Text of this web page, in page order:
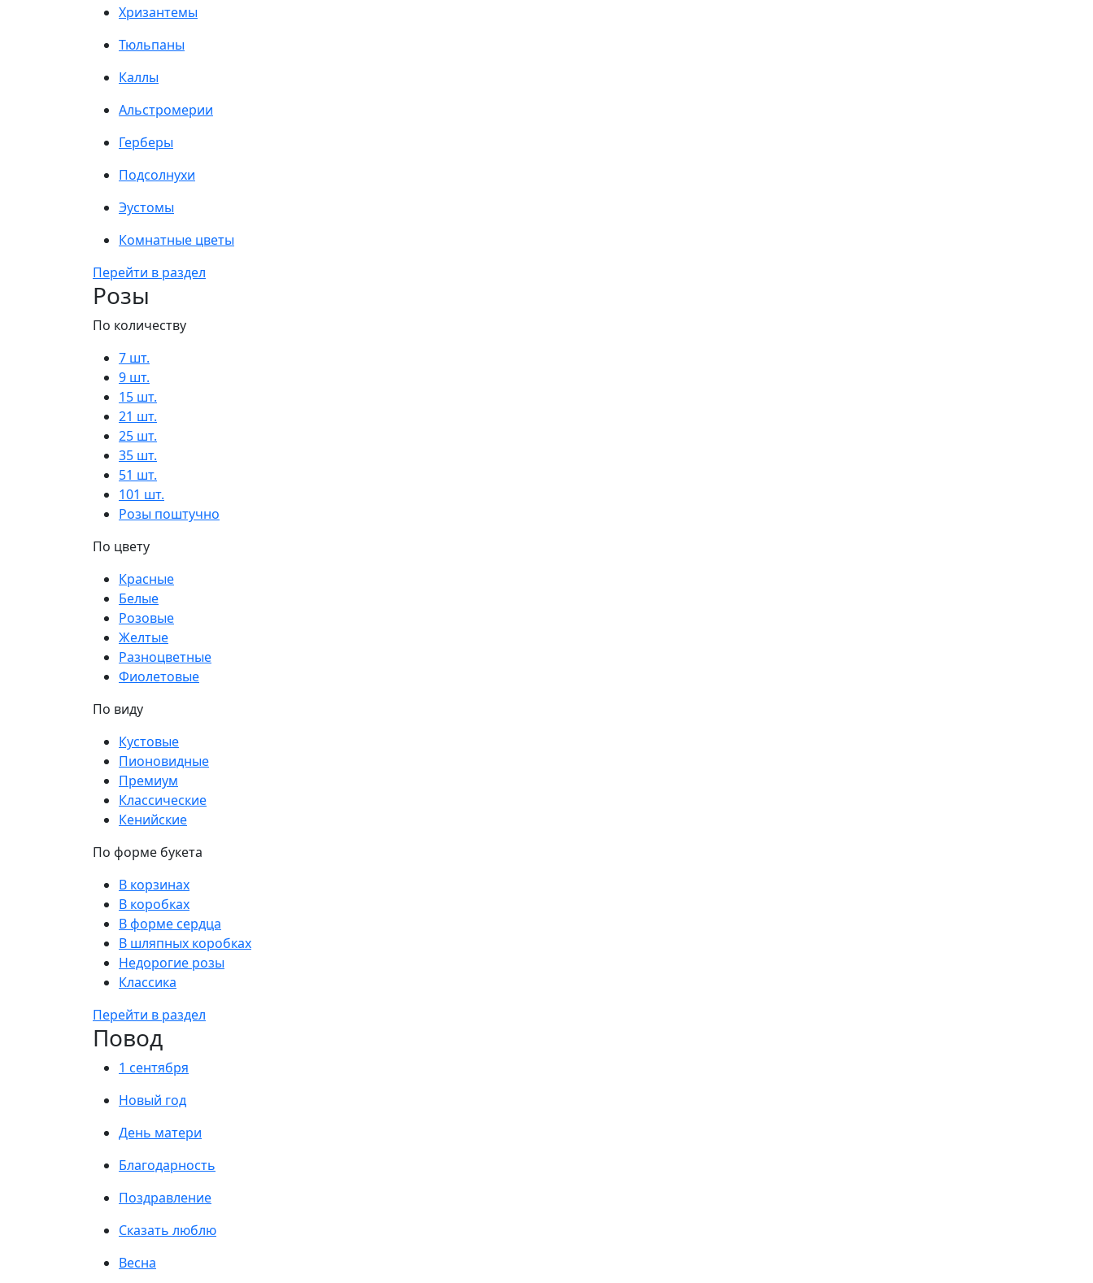
Хризантемы
Тюльпаны
Каллы
Альстромерии
Герберы
Подсолнухи
Эустомы
Комнатные цветы
Перейти в раздел
Розы
По количеству
7 шт.
9 шт.
15 шт.
21 шт.
25 шт.
35 шт.
51 шт.
101 шт.
Розы поштучно
По цвету
Красные
Белые
Розовые
Желтые
Разноцветные
Фиолетовые
По виду
Кустовые
Пионовидные
Премиум
Классические
Кенийские
По форме букета
В корзинах
В коробках
В форме сердца
В шляпных коробках
Недорогие розы
Классика
Перейти в раздел
Повод
1 сентября
Новый год
День матери
Благодарность
Поздравление
Сказать люблю
Весна